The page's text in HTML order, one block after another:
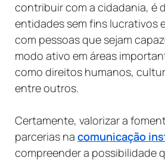
contribuir com a cidadania, é
entidades sem fins lucrativos
com pessoas que sejam
modo ativo em áreas
como direitos humanos,
entre outros.
Certamente, valorizar a
parcerias na comunicação
compreender a possibilidade